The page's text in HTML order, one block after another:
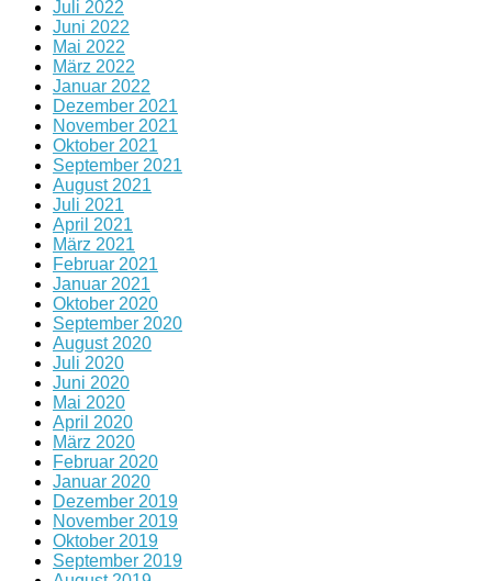
Juli 2022
Juni 2022
Mai 2022
März 2022
Januar 2022
Dezember 2021
November 2021
Oktober 2021
September 2021
August 2021
Juli 2021
April 2021
März 2021
Februar 2021
Januar 2021
Oktober 2020
September 2020
August 2020
Juli 2020
Juni 2020
Mai 2020
April 2020
März 2020
Februar 2020
Januar 2020
Dezember 2019
November 2019
Oktober 2019
September 2019